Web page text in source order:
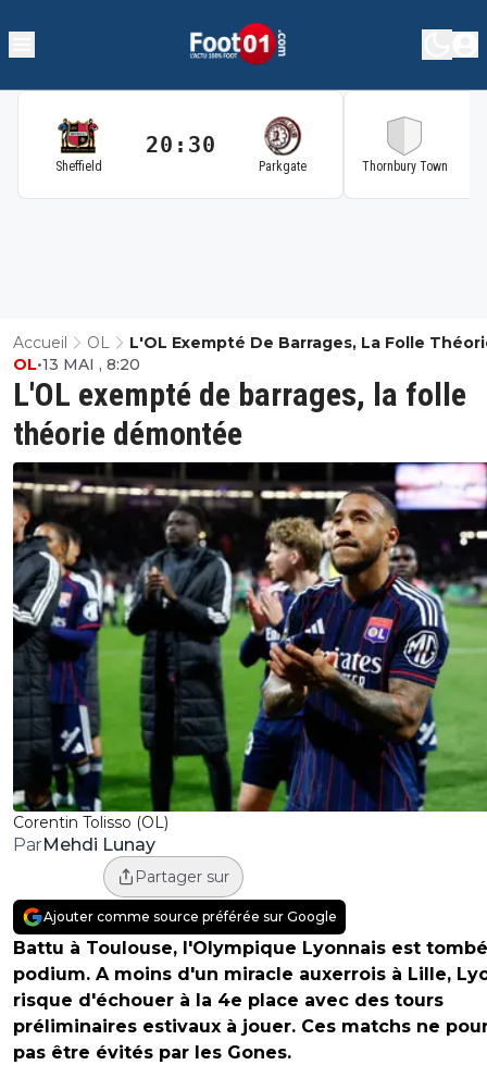
Sheffield
20:30
Parkgate Thornbury Town
Accueil OL
L'OL Exempté De Barrages, La Folle
Démontée
Corentin Tolisso (OL)
L'OL exempté de barrages, la folle
théorie démontée
OL•13 MAI , 8:20
ParMehdi Lunay
Partager sur
Ajouter comme source préférée sur Google
Battu à Toulouse, l'Olympique Lyonnais est
podium. A moins d'un miracle auxerrois à Lille,
risque d'échouer à la 4e place avec des tours
préliminaires estivaux à jouer. Ces matchs ne
pas être évités par les Gones.